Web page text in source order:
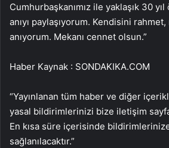
Cumhurbaşkanımız ile yaklaşık 30
anıyı paylaşıyorum. Kendisini
anıyorum. Mekanı cennet olsun.”
Haber Kaynak : SONDAKIKA.COM
“Yayınlanan tüm haber ve diğer
yasal bildirimlerinizi bize iletişim
En kısa süre içerisinde
sağlanılacaktır.”